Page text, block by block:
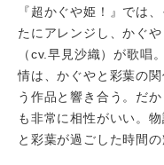
『超かぐや姫！』では
たにアレンジし、かぐ
（cv.早見沙織）が歌唱
情は、かぐやと彩葉の
う作品と響き合う。だ
も非常に相性がいい。
と彩葉が過ごした時間